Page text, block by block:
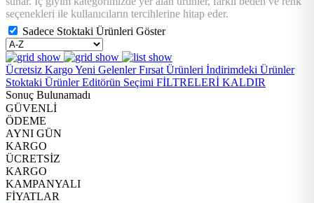
seçenekleri ile kullanıcıların tercihlerine hitap eder.
Sadece Stoktaki Ürünleri Göster
Ücretsiz KargoYeni GelenlerFırsat Ürünleri İndirimdeki Ürünler
Stoktaki ÜrünlerEditörün Seçimi FİLTRELERİ KALDIR
Sonuç Bulunamadı
GÜVENLİ
ÖDEME
AYNI GÜN
KARGO
ÜCRETSİZ
KARGO
KAMPANYALI
FİYATLAR